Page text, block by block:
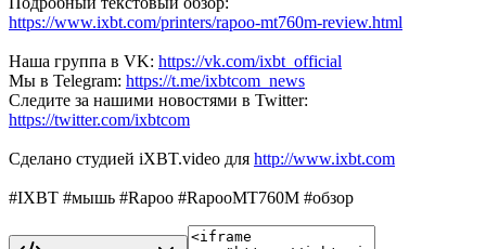
https://www.ixbt.com/printers/rapoo-mt760m-review.html
Наша группа в VK: https://vk.com/ixbt_official
Мы в Telegram: https://t.me/ixbtcom_news
Следите за нашими новостями в Twitter:
https://twitter.com/ixbtcom
Сделано студией iXBT.video для http://www.ixbt.com
#IXBT #мышь #Rapoo #RapooMT760M #обзор